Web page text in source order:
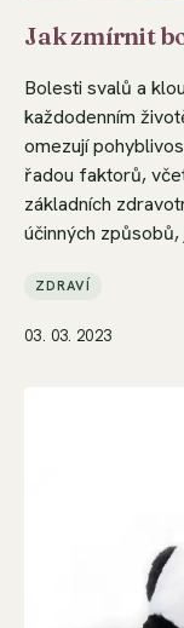
Jak zmírnit
Bolesti svalů a
každodenním
omezují
řadou faktorů,
základních
účinných
ZDRAVÍ
03. 03. 2023